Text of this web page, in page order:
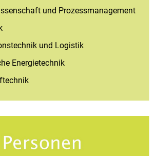
und Pro­zess­ma­nage­ment
und Logistik
Energietechnik